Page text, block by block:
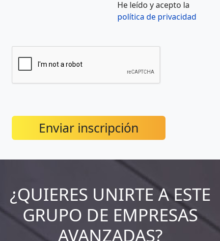
He leído y acepto la
política de privacidad
Enviar inscripción
¿QUIERES UNIRTE A ESTE
GRUPO DE EMPRESAS
AVANZADAS?